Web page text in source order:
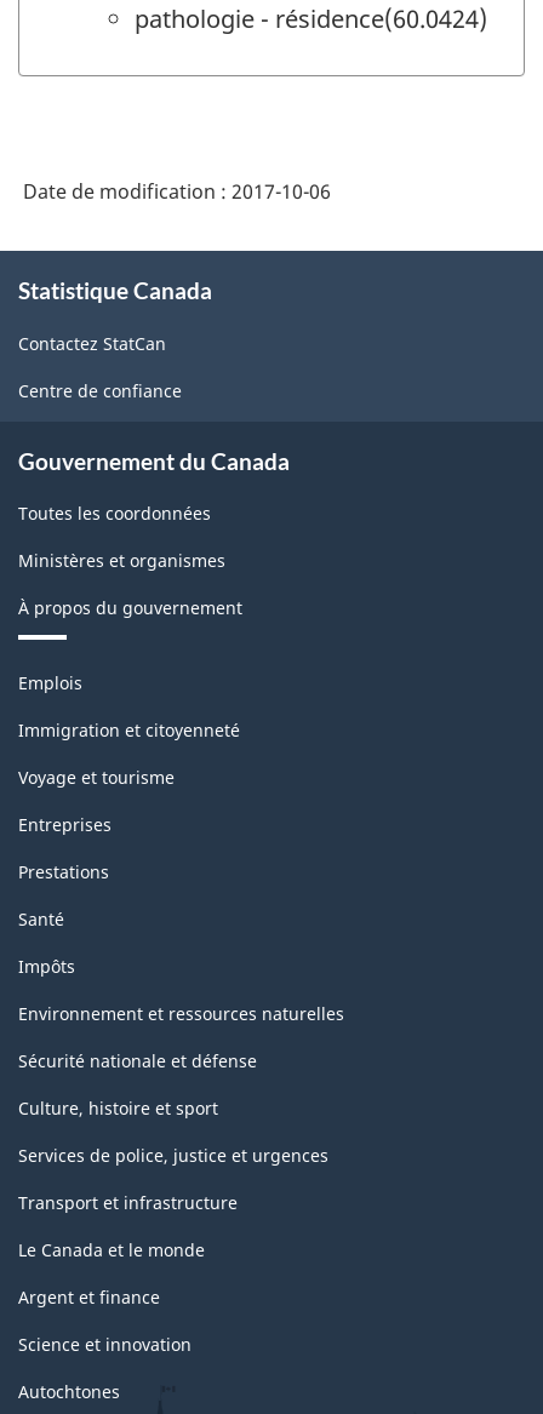
pathologie - résidence(60.0424)
Date de modification : 2017-10-06
propos
ce
site
Statistique Canada
Contactez StatCan
Centre de confiance
Gouvernement du Canada
Toutes les coordonnées
Ministères et organismes
À propos du gouvernement
Thèmes
sujets
Emplois
Immigration et citoyenneté
Voyage et tourisme
Entreprises
Prestations
Santé
Impôts
Environnement et ressources naturelles
Sécurité nationale et défense
Culture, histoire et sport
Services de police, justice et urgences
Transport et infrastructure
Le Canada et le monde
Argent et finance
Science et innovation
Autochtones